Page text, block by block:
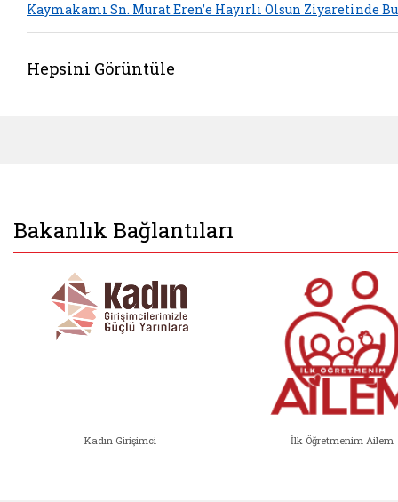
Kaymakamı Sn. Murat Eren’e Hayırlı Olsun Ziyaretinde
Hepsini Görüntüle
Bakanlık Bağlantıları
Kadın Girişimci İlk Öğretmenim Ailem